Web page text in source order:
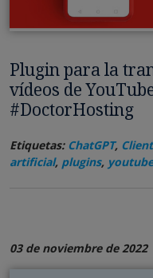
Plugin para la
vídeos de
#DoctorHosting
Etiquetas: ChatGPT,
artificial, plugins, youtube
03 de noviembre de 2022